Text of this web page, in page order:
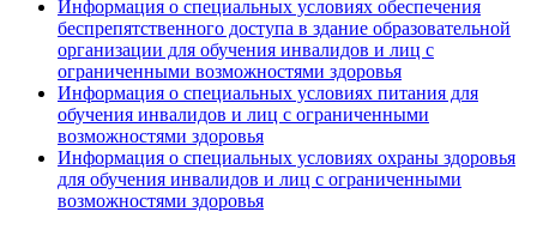
Информация о специальных условиях обеспечения
беспрепятственного доступа в здание образовательной
организации для обучения инвалидов и лиц с
ограниченными возможностями здоровья
Информация о специальных условиях питания для
обучения инвалидов и лиц с ограниченными
возможностями здоровья
Информация о специальных условиях охраны здоровья
для обучения инвалидов и лиц с ограниченными
возможностями здоровья